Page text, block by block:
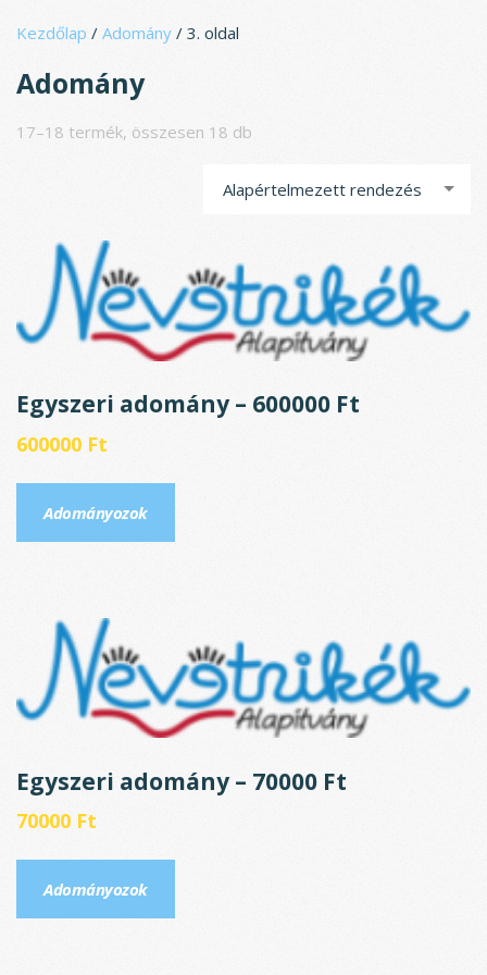
Kezdőlap / Adomány / 3. oldal
Adomány
17–18 termék, összesen 18 db
Alapértelmezett rendezés
Egyszeri adomány – 600000 Ft
600000 Ft
Adományozok
Egyszeri adomány – 70000 Ft
70000 Ft
Adományozok